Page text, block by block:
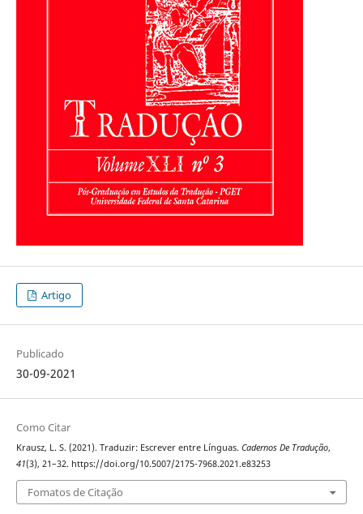
Artigo
Publicado
30-09-2021
Como Citar
Krausz, L. S. (2021). Traduzir: Escrever entre Línguas. Cadernos De Tradução,
41(3), 21–32. https://doi.org/10.5007/2175-7968.2021.e83253
Fomatos de Citação